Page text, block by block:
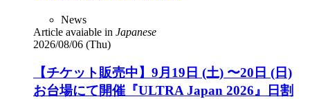
News
Article avaiable in Japanese
2026/08/06 (Thu)
【チケット販売中】9月19日 (土) 〜20日 (日)
お台場にて開催『ULTRA Japan 2026』日割